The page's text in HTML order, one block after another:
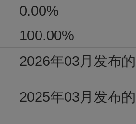
0.00%
100.00%
2026年03月发布
2025年03月发布